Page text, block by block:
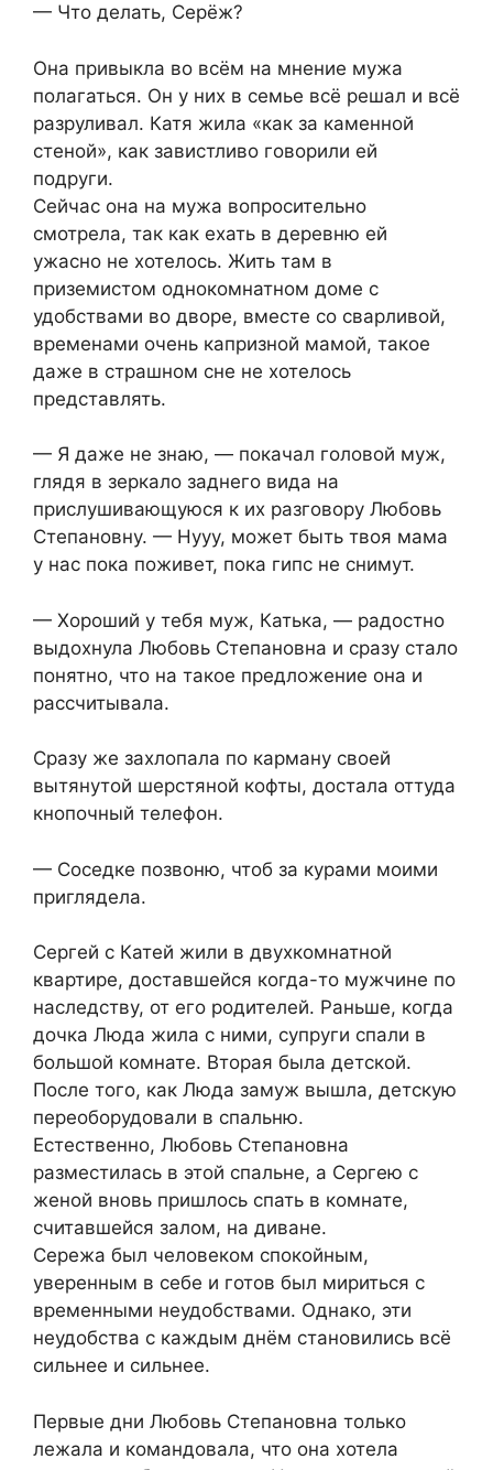
— Что делать, Серёж?
Она привыкла во всём на мнение мужа
полагаться. Он у них в семье всё решал и всё
разруливал. Катя жила «как за каменной
стеной», как завистливо говорили ей
подруги.
Сейчас она на мужа вопросительно
смотрела, так как ехать в деревню ей
ужасно не хотелось. Жить там в
приземистом однокомнатном доме с
удобствами во дворе, вместе со сварливой,
временами очень капризной мамой, такое
даже в страшном сне не хотелось
представлять.
— Я даже не знаю, — покачал головой муж,
глядя в зеркало заднего вида на
прислушивающуюся к их разговору Любовь
Степановну. — Нууу, может быть твоя мама
у нас пока поживет, пока гипс не снимут.
— Хороший у тебя муж, Катька, — радостно
выдохнула Любовь Степановна и сразу стало
понятно, что на такое предложение она и
рассчитывала.
Сразу же захлопала по карману своей
вытянутой шерстяной кофты, достала оттуда
кнопочный телефон.
— Соседке позвоню, чтоб за курами моими
приглядела.
Сергей с Катей жили в двухкомнатной
квартире, доставшейся когда-то мужчине по
наследству, от его родителей. Раньше, когда
дочка Люда жила с ними, супруги спали в
большой комнате. Вторая была детской.
После того, как Люда замуж вышла, детскую
переоборудовали в спальню.
Естественно, Любовь Степановна
разместилась в этой спальне, а Сергею с
женой вновь пришлось спать в комнате,
считавшейся залом, на диване.
Сережа был человеком спокойным,
уверенным в себе и готов был мириться с
временными неудобствами. Однако, эти
неудобства с каждым днём становились всё
сильнее и сильнее.
Первые дни Любовь Степановна только
лежала и командовала, что она хотела